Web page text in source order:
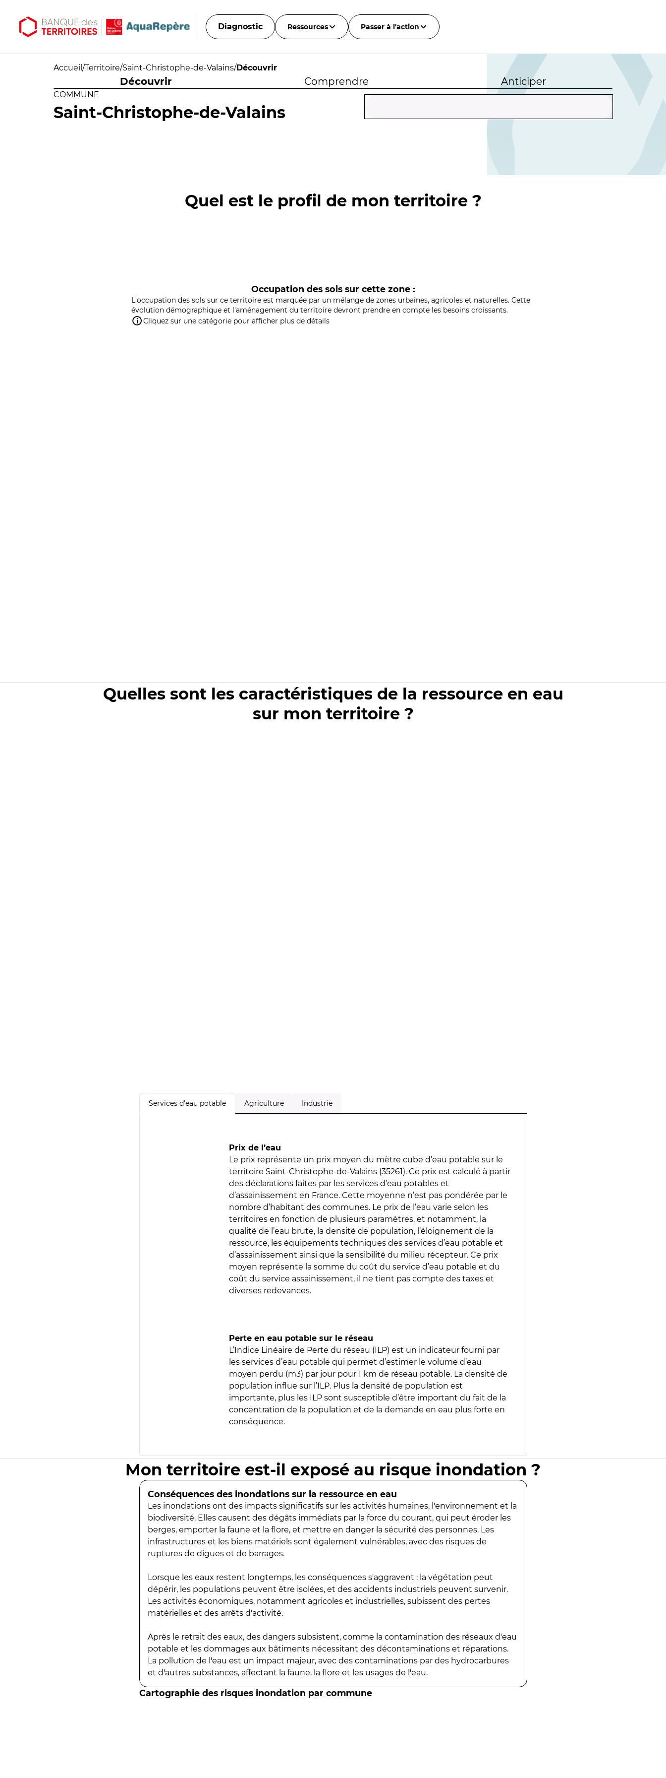
Diagnostic Ressources Passer à l'action
Accueil /Territoire/Saint-Christophe-de-Valains/Découvrir
Découvrir Comprendre Anticiper
COMMUNE
Saint-Christophe-de-Valains
Quel est le profil de mon territoire ?
Occupation des sols sur cette zone :
L'occupation des sols sur ce territoire est marquée par un mélange de zones urbaines, agricoles et naturelles. Cette
évolution démographique et l'aménagement du territoire devront prendre en compte les besoins croissants.
Cliquez sur une catégorie pour afficher plus de détails
Quelles sont les caractéristiques de la ressource en eau
sur mon territoire ?
Services d'eau potable Agriculture Industrie
Prix de l’eau
Le prix représente un prix moyen du mètre cube d’eau potable sur le
territoire Saint-Christophe-de-Valains (35261). Ce prix est calculé à partir
des déclarations faites par les services d’eau potables et
d’assainissement en France. Cette moyenne n’est pas pondérée par le
nombre d’habitant des communes. Le prix de l’eau varie selon les
territoires en fonction de plusieurs paramètres, et notamment, la
qualité de l’eau brute, la densité de population, l’éloignement de la
ressource, les équipements techniques des services d’eau potable et
d’assainissement ainsi que la sensibilité du milieu récepteur. Ce prix
moyen représente la somme du coût du service d’eau potable et du
coût du service assainissement, il ne tient pas compte des taxes et
diverses redevances.
Perte en eau potable sur le réseau
L’Indice Linéaire de Perte du réseau (ILP) est un indicateur fourni par
les services d’eau potable qui permet d’estimer le volume d’eau
moyen perdu (m3) par jour pour 1 km de réseau potable. La densité de
population influe sur l’ILP. Plus la densité de population est
importante, plus les ILP sont susceptible d’être important du fait de la
concentration de la population et de la demande en eau plus forte en
conséquence.
Mon territoire est-il exposé au risque inondation ?
Conséquences des inondations sur la ressource en eau
Les inondations ont des impacts significatifs sur les activités humaines, l'environnement et la
biodiversité. Elles causent des dégâts immédiats par la force du courant, qui peut éroder les
berges, emporter la faune et la flore, et mettre en danger la sécurité des personnes. Les
infrastructures et les biens matériels sont également vulnérables, avec des risques de
ruptures de digues et de barrages.
Lorsque les eaux restent longtemps, les conséquences s'aggravent : la végétation peut
dépérir, les populations peuvent être isolées, et des accidents industriels peuvent survenir.
Les activités économiques, notamment agricoles et industrielles, subissent des pertes
matérielles et des arrêts d'activité.
Après le retrait des eaux, des dangers subsistent, comme la contamination des réseaux d'eau
potable et les dommages aux bâtiments nécessitant des décontaminations et réparations.
La pollution de l'eau est un impact majeur, avec des contaminations par des hydrocarbures
et d'autres substances, affectant la faune, la flore et les usages de l'eau.
Cartographie des risques inondation par commune